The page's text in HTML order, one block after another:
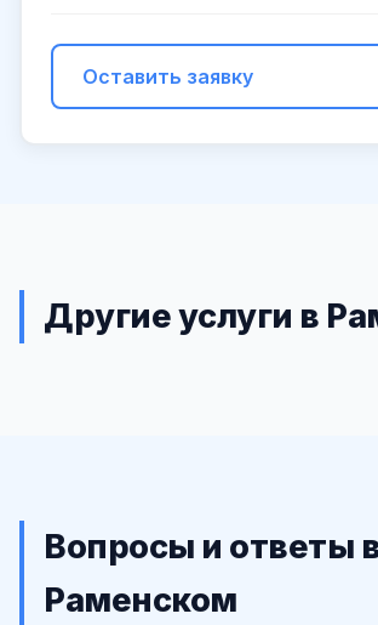
Оставить заявку
Другие услуги в
Вопросы и ответы
Раменском